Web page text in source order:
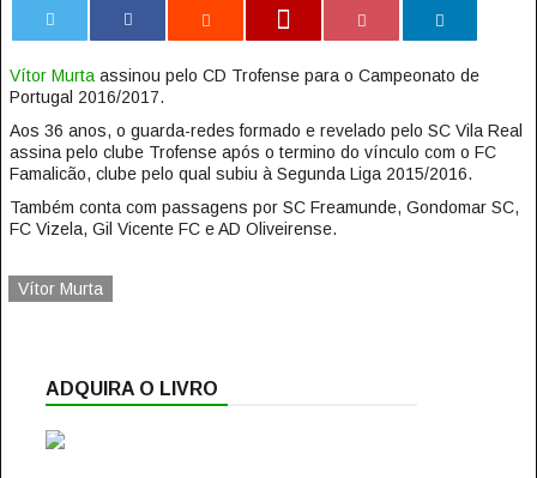
Vítor Murtaassinou pelo CD Trofense para o Campeonato de
Portugal 2016/2017.
Aos 36 anos, o guarda-redes formado e revelado pelo SC Vila Real
assina pelo clube Trofense após o termino do vínculo com o FC
Famalicão, clube pelo qual subiu à Segunda Liga 2015/2016.
Também conta com passagens por SC Freamunde, Gondomar SC,
FC Vizela, Gil Vicente FC e AD Oliveirense.
Vítor Murta
ADQUIRA O LIVRO